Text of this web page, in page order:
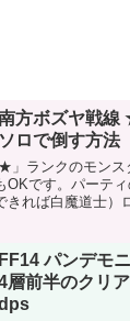
方ボズヤ戦線
ソロで倒す方法
」ランクのモンス
OKです。パーテ
きれば白魔道士）
FF14 パンデモ
層前半のクリ